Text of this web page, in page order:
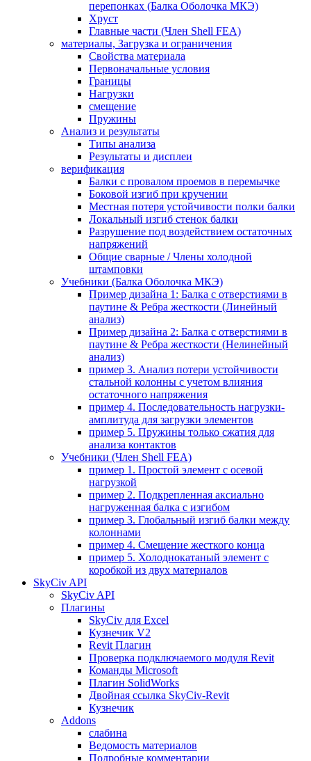
перепонках (Балка Оболочка МКЭ)
Хруст
Главные части (Член Shell FEA)
материалы, Загрузка и ограничения
Свойства материала
Первоначальные условия
Границы
Нагрузки
смещение
Пружины
Анализ и результаты
Типы анализа
Результаты и дисплеи
верификация
Балки с провалом проемов в перемычке
Боковой изгиб при кручении
Местная потеря устойчивости полки балки
Локальный изгиб стенок балки
Разрушение под воздействием остаточных
напряжений
Общие сварные / Члены холодной
штамповки
Учебники (Балка Оболочка МКЭ)
Пример дизайна 1: Балка с отверстиями в
паутине & Ребра жесткости (Линейный
анализ)
Пример дизайна 2: Балка с отверстиями в
паутине & Ребра жесткости (Нелинейный
анализ)
пример 3. Анализ потери устойчивости
стальной колонны с учетом влияния
остаточного напряжения
пример 4. Последовательность нагрузки-
амплитуда для загрузки элементов
пример 5. Пружины только сжатия для
анализа контактов
Учебники (Член Shell FEA)
пример 1. Простой элемент с осевой
нагрузкой
пример 2. Подкрепленная аксиально
нагруженная балка с изгибом
пример 3. Глобальный изгиб балки между
колоннами
пример 4. Смещение жесткого конца
пример 5. Холоднокатаный элемент с
коробкой из двух материалов
SkyCiv API
SkyCiv API
Плагины
SkyCiv для Excel
Кузнечик V2
Revit Плагин
Проверка подключаемого модуля Revit
Команды Microsoft
Плагин SolidWorks
Двойная ссылка SkyCiv-Revit
Кузнечик
Addons
слабина
Ведомость материалов
Подробные комментарии